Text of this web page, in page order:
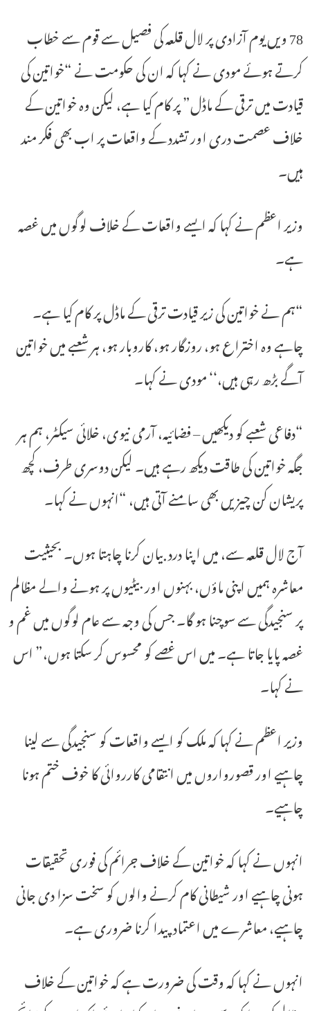
78 ویں یوم آزادی پر لال قلعہ کی فصیل سے قوم سے خطاب
کرتے ہوئے مودی نے کہا کہ ان کی حکومت نے “خواتین کی
قیادت میں ترقی کے ماڈل” پر کام کیا ہے، لیکن وہ خواتین کے
خلاف عصمت دری اور تشدد کے واقعات پر اب بھی فکر مند
ہیں۔
وزیر اعظم نے کہا کہ ایسے واقعات کے خلاف لوگوں میں غصہ
ہے۔
“ہم نے خواتین کی زیر قیادت ترقی کے ماڈل پر کام کیا ہے۔
چاہے وہ اختراع ہو، روزگار ہو، کاروبار ہو، ہر شعبے میں خواتین
آگے بڑھ رہی ہیں،‘‘ مودی نے کہا۔
“دفاعی شعبے کو دیکھیں – فضائیہ، آرمی نیوی، خلائی سیکٹر، ہم ہر
جگہ خواتین کی طاقت دیکھ رہے ہیں۔ لیکن دوسری طرف، کچھ
پریشان کن چیزیں بھی سامنے آتی ہیں، “انہوں نے کہا۔
آج لال قلعہ سے، میں اپنا درد بیان کرنا چاہتا ہوں۔ بحیثیت
معاشرہ ہمیں اپنی ماؤں، بہنوں اور بیٹیوں پر ہونے والے مظالم
پر سنجیدگی سے سوچنا ہو گا۔ جس کی وجہ سے عام لوگوں میں غم و
غصہ پایا جاتا ہے۔ میں اس غصے کو محسوس کر سکتا ہوں،” اس
نے کہا۔
وزیر اعظم نے کہا کہ ملک کو ایسے واقعات کو سنجیدگی سے لینا
چاہیے اور قصورواروں میں انتقامی کارروائی کا خوف ختم ہونا
چاہیے۔
انہوں نے کہا کہ خواتین کے خلاف جرائم کی فوری تحقیقات
ہونی چاہیے اور شیطانی کام کرنے والوں کو سخت سزا دی جانی
چاہیے، معاشرے میں اعتماد پیدا کرنا ضروری ہے۔
انہوں نے کہا کہ وقت کی ضرورت ہے کہ خواتین کے خلاف